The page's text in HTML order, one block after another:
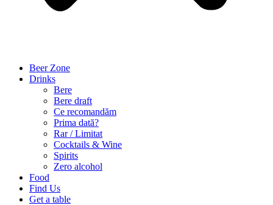
Beer Zone
Drinks
Bere
Bere draft
Ce recomandăm
Prima dată?
Rar / Limitat
Cocktails & Wine
Spirits
Zero alcohol
Food
Find Us
Get a table